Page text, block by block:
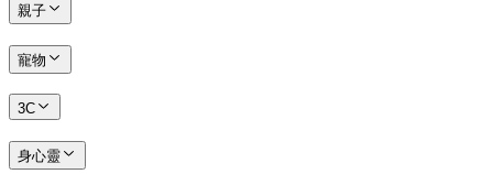
親子
寵物
3C
身心靈